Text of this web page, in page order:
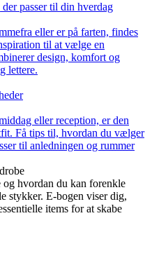
passer til din hverdag
eller er på farten, findes
til at vælge en
design, komfort og
lettere.
eller reception, er den
Få tips til, hvordan du vælger
til anledningen og rummer
og hvordan du kan forenkle
stykker. E-bogen viser dig,
items for at skabe